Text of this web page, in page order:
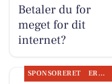
Betaler du for
meget for dit
internet?
SPONSORERET ERHVERV